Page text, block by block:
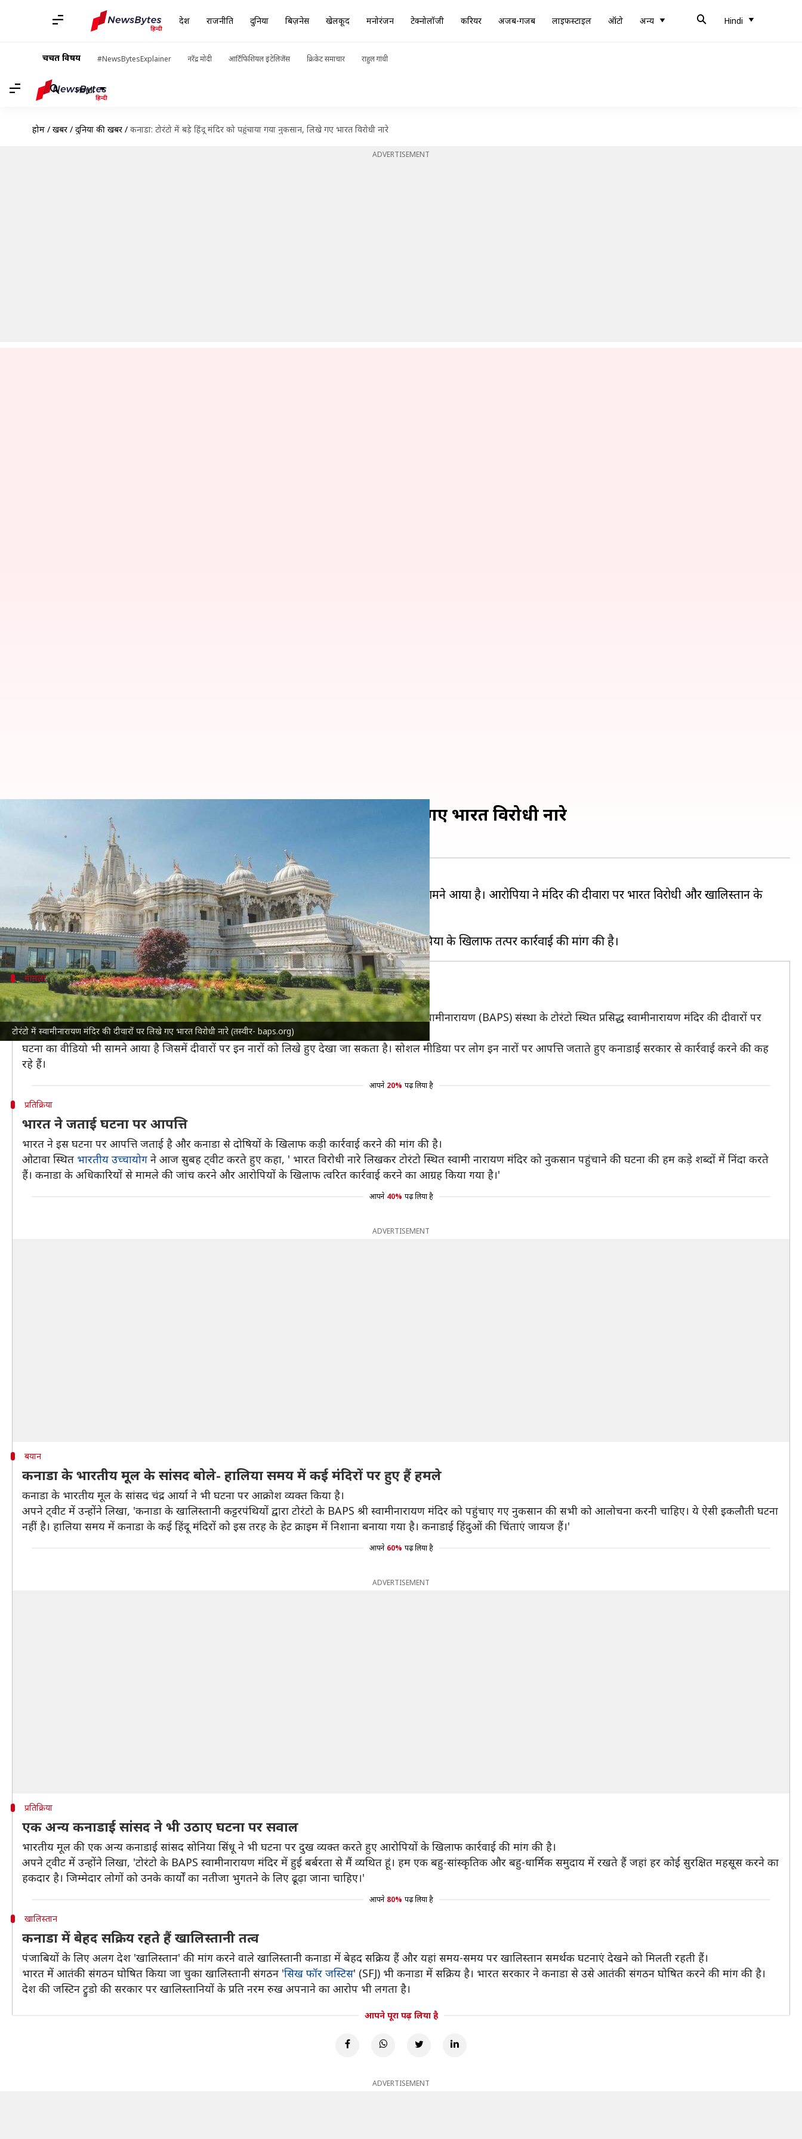
देश राजनीति दुनिया बिज़नेस खेलकूद मनोरंजन टेक्नोलॉजी करियर अजब-गजब लाइफस्टाइल ऑटो अन्य Hindi
चर्चित विषय #NewsBytesExplainer नरेंद्र मोदी आर्टिफिशियल इंटेलिजेंस क्रिकेट समाचार राहुल गांधी
Hindi
होम / खबरें / दुनिया की खबरें / कनाडा: टोरंटो में बड़े हिंदू मंदिर को पहुंचाया गया नुकसान, लिखे गए भारत विरोधी नारे
ADVERTISEMENT
टोरंटो में स्वामीनारायण मंदिर की दीवारों पर लिखे गए भारत विरोधी नारे (तस्वीर- baps.org)
कनाडा: टोरंटो में बड़े हिंदू मंदिर को पहुंचाया गया नुकसान, लिखे गए भारत विरोधी नारे
Sep 15, 2022
कनाडाके टोरंटो में खालिस्तानी कट्टरपंथियों के एक बड़े हिंदू मंदिर को नुकसान पहुंचाने का मामला सामने आया है। आरोपियों ने मंदिर की दीवारों पर भारत विरोधी और खालिस्तान के
समर्थन में नारे लिखे।
अभी तक किसी भी संगठन ने इस घटना की जिम्मेदारी नहीं ली है।
मामला
स्वामीनारायण मंदिर की दीवारों पर लिखे गए "खालिस्तान जिंदाबाद" जैसे नारे
मीडिया रिपोर्ट्स के अनुसार, घटना मंगलवार को हुई। खालिस्तानी तत्वों ने बोचासनवासी अक्षर पुरुषोत्तम स्वामीनारायण (BAPS) संस्था के टोरंटो स्थित प्रसिद्ध स्वामीनारायण मंदिर की दीवारों पर
"हिंदुस्तान मुर्दाबाद" और "खालिस्तानजिंदाबाद" जैसे भारत विरोधी नारे लिख दिए।
घटना का वीडियो भी सामने आया है जिसमें दीवारों पर इन नारों को लिखे हुए देखा जा सकता है। सोशल मीडिया पर लोग इन नारों पर आपत्ति जताते हुए कनाडाई सरकार से कार्रवाई करने की कह
रहे हैं।
आपने 20% पढ़ लिया है
प्रतिक्रिया
भारत ने जताई घटना पर आपत्ति
भारत ने इस घटना पर आपत्ति जताई है और कनाडा से दोषियों के खिलाफ कड़ी कार्रवाई करने की मांग की है।
ओटावा स्थित भारतीय उच्चायोग ने आज सुबह ट्वीट करते हुए कहा, ' भारत विरोधी नारे लिखकर टोरंटो स्थित स्‍वामी नारायण मंदिर को नुकसान पहुंचाने की घटना की हम कड़े शब्‍दों में निंदा करते
हैं। कनाडा के अधिकारियों से मामले की जांच करने और आरोपियों के खिलाफ त्‍वरित कार्रवाई करने का आग्रह किया गया है।'
आपने 40% पढ़ लिया है
ADVERTISEMENT
बयान
कनाडा के भारतीय मूल के सांसद बोले- हालिया समय में कई मंदिरों पर हुए हैं हमले
कनाडा के भारतीय मूल के सांसद चंद्र आर्या ने भी घटना पर आक्रोश व्यक्त किया है।
अपने ट्वीट में उन्होंने लिखा, 'कनाडा के खालिस्तानी कट्टरपंथियों द्वारा टोरंटो के BAPS श्री स्वामीनारायण मंदिर को पहुंचाए गए नुकसान की सभी को आलोचना करनी चाहिए। ये ऐसी इकलौती घटना
नहीं है। हालिया समय में कनाडा के कई हिंदू मंदिरों को इस तरह के हेट क्राइम में निशाना बनाया गया है। कनाडाई हिंदुओं की चिंताएं जायज हैं।'
आपने 60% पढ़ लिया है
ADVERTISEMENT
प्रतिक्रिया
एक अन्य कनाडाई सांसद ने भी उठाए घटना पर सवाल
भारतीय मूल की एक अन्य कनाडाई सांसद सोनिया सिंधू ने भी घटना पर दुख व्यक्त करते हुए आरोपियों के खिलाफ कार्रवाई की मांग की है।
अपने ट्वीट में उन्होंने लिखा, 'टोरंटो के BAPS स्वामीनारायण मंदिर में हुई बर्बरता से मैं व्यथित हूं। हम एक बहु-सांस्कृतिक और बहु-धार्मिक समुदाय में रखते हैं जहां हर कोई सुरक्षित महसूस करने का
हकदार है। जिम्मेदार लोगों को उनके कार्यों का नतीजा भुगतने के लिए ढूढ़ा जाना चाहिए।'
आपने 80% पढ़ लिया है
खालिस्तान
कनाडा में बेहद सक्रिय रहते हैं खालिस्तानी तत्व
पंजाबियों के लिए अलग देश 'खालिस्तान' की मांग करने वाले खालिस्तानी कनाडा में बेहद सक्रिय हैं और यहां समय-समय पर खालिस्तान समर्थक घटनाएं देखने को मिलती रहती हैं।
भारत में आतंकी संगठन घोषित किया जा चुका खालिस्तानी संगठन 'सिख फॉर जस्टिस' (SFJ) भी कनाडा में सक्रिय है। भारत सरकार ने कनाडा से उसे आतंकी संगठन घोषित करने की मांग की है।
देश की जस्टिन ट्रुडो की सरकार पर खालिस्तानियों के प्रति नरम रुख अपनाने का आरोप भी लगता है।
आपने पूरा पढ़ लिया है
ADVERTISEMENT